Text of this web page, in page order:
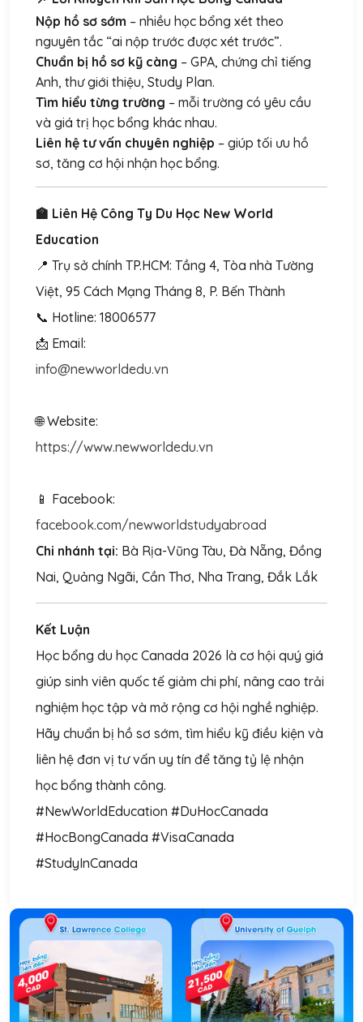
Nộp hồ sơ sớm – nhiều học bổng xét theo
nguyên tắc “ai nộp trước được xét trước”.
Chuẩn bị hồ sơ kỹ càng – GPA, chứng chỉ tiếng
Anh, thư giới thiệu, Study Plan.
Tìm hiểu từng trường – mỗi trường có yêu cầu
và giá trị học bổng khác nhau.
Liên hệ tư vấn chuyên nghiệp – giúp tối ưu hồ
sơ, tăng cơ hội nhận học bổng.
🏫 Liên Hệ Công Ty Du Học New World
Education
📍 Trụ sở chính TP.HCM: Tầng 4, Tòa nhà Tường
Việt, 95 Cách Mạng Tháng 8, P. Bến Thành
📞 Hotline: 18006577
📩 Email:
info@newworldedu.vn
🌐 Website:
https://www.newworldedu.vn
📱 Facebook:
facebook.com/newworldstudyabroad
Chi nhánh tại: Bà Rịa-Vũng Tàu, Đà Nẵng, Đồng
Nai, Quảng Ngãi, Cần Thơ, Nha Trang, Đắk Lắk
Kết Luận
Học bổng du học Canada 2026 là cơ hội quý giá
giúp sinh viên quốc tế giảm chi phí, nâng cao trải
nghiệm học tập và mở rộng cơ hội nghề nghiệp.
Hãy chuẩn bị hồ sơ sớm, tìm hiểu kỹ điều kiện và
liên hệ đơn vị tư vấn uy tín để tăng tỷ lệ nhận
học bổng thành công.
#NewWorldEducation #DuHocCanada
#HocBongCanada #VisaCanada
#StudyInCanada